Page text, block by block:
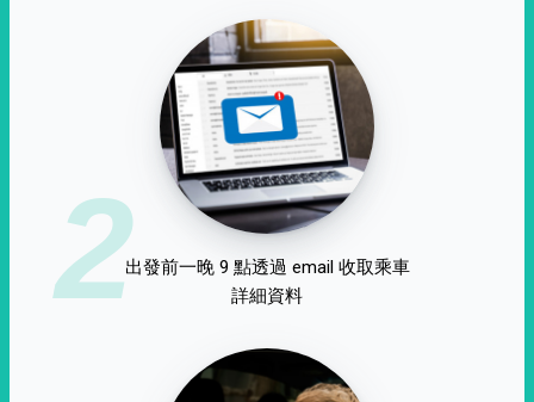
2出發前一晚 9 點透過 email 收取乘車
詳細資料